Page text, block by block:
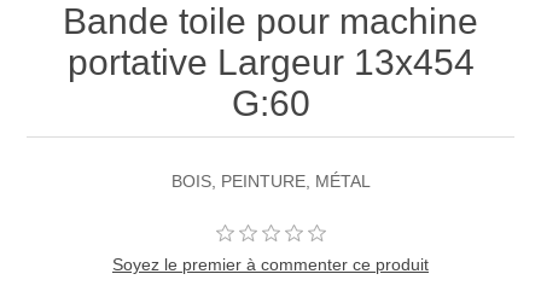
Bande toile pour machine
portative Largeur 13x454
G:60
BOIS, PEINTURE, MÉTAL
Soyez le premier à commenter ce produit